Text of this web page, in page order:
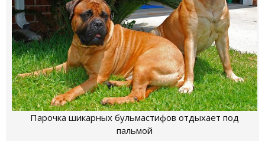
Парочка шикарных бульмастифов отдыхает под
пальмой